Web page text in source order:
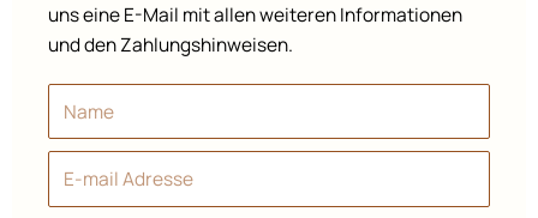
uns eine E-Mail mit allen weiteren Informationen
und den Zahlungshinweisen.
mail